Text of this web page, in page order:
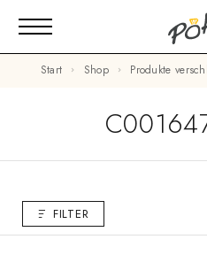
Start Shop Produkte
FILTER